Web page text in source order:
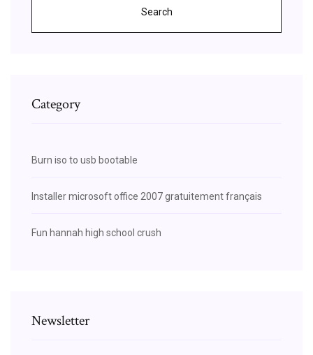
Search
Category
Burn iso to usb bootable
Installer microsoft office 2007 gratuitement français
Fun hannah high school crush
Newsletter